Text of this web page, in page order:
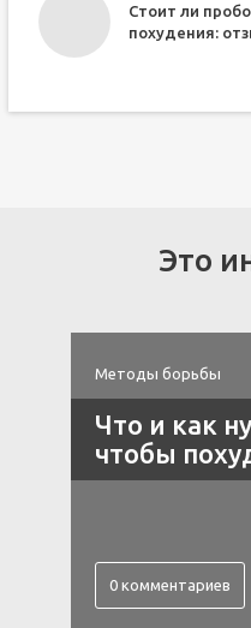
Стоит ли
похудения:
Это
Методы борьбы
Что и как
чтобы
0 комментариев